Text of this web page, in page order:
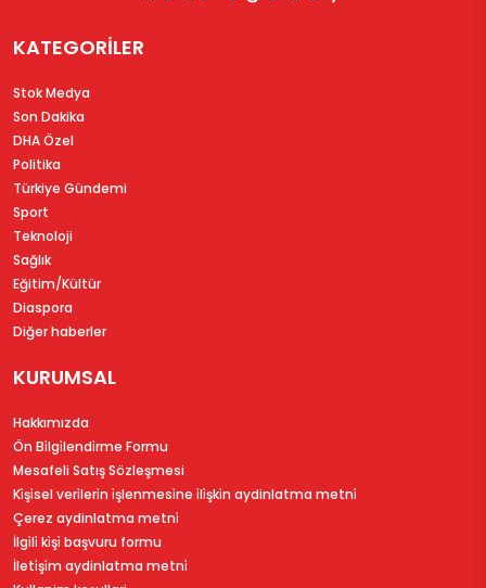
KATEGORİLER
Stok Medya
Son Dakika
DHA Özel
Politika
Türkiye Gündemi
Sport
Teknoloji
Sağlık
Eğitim/Kültür
Diaspora
Diğer haberler
KURUMSAL
Hakkımızda
Ön Bi̇lgi̇lendi̇rme Formu
Mesafeli Satış Sözleşmesi
Ki̇şi̇sel veri̇leri̇n i̇şlenmesi̇ne i̇li̇şki̇n aydinlatma metni̇
Çerez aydinlatma metni̇
İlgi̇li̇ ki̇şi̇ başvuru formu
İleti̇şi̇m aydinlatma metni̇